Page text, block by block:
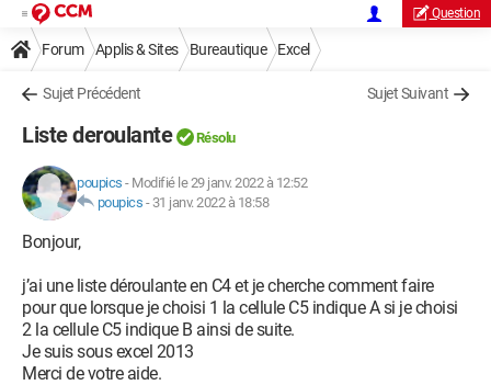
Question
Forum Applis & Sites Bureautique Excel
Sujet Précédent Sujet Suivant
Liste deroulante Résolu
poupics - Modifié le 29 janv. 2022 à 12:52
poupics - 31 janv. 2022 à 18:58
Bonjour,
j’ai une liste déroulante en C4 et je cherche comment faire
pour que lorsque je choisi 1 la cellule C5 indique A si je choisi
2 la cellule C5 indique B ainsi de suite.
Je suis sous excel 2013
Merci de votre aide.